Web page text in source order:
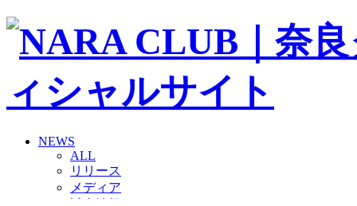
NEWS
ALL
リリース
メディア